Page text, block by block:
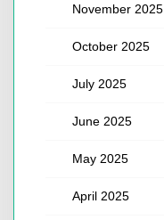
November 2025
October 2025
July 2025
June 2025
May 2025
April 2025